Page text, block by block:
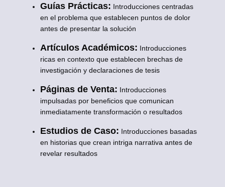
Guías Prácticas: Introducciones centradas
en el problema que establecen puntos de dolor
antes de presentar la solución
Artículos Académicos: Introducciones
ricas en contexto que establecen brechas de
investigación y declaraciones de tesis
Páginas de Venta: Introducciones
impulsadas por beneficios que comunican
inmediatamente transformación o resultados
Estudios de Caso: Introducciones basadas
en historias que crean intriga narrativa antes de
revelar resultados